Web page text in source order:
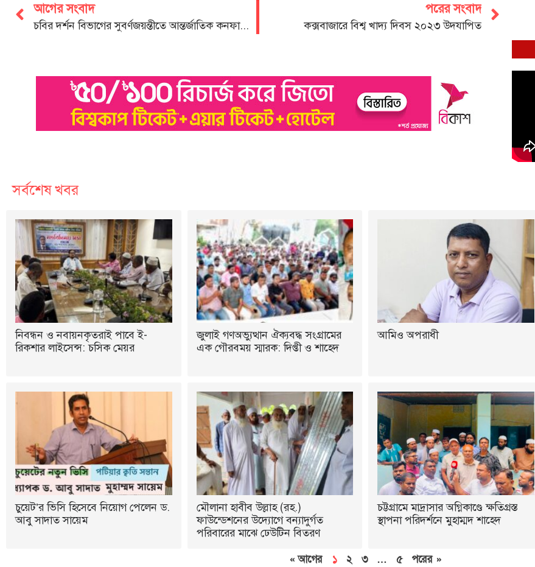
আগের সংবাদ
চবির দর্শন বিভাগের সুবর্ণজয়ন্তীতে আন্তর্জাতিক কনফারেন্স
পরের সংবাদ
কক্সবাজারে বিশ্ব খাদ্য দিবস ২০২৩ উদযাপিত
সর্বশেষ খবর
নিবন্ধন ও নবায়নকৃতরাই পাবে ই-
রিকশার লাইসেন্স: চসিক মেয়র
জুলাই গণঅভ্যুত্থান ঐক্যবদ্ধ সংগ্রামের
এক গৌরবময় স্মারক: দিপ্তী ও শাহেদ
আমিও অপরাধী
চুয়েট’র ভিসি হিসেবে নিয়োগ পেলেন ড.
আবু সাদাত সায়েম
মৌলানা হাবীব উল্লাহ (রহ.)
ফাউন্ডেশনের উদ্যোগে বন্যাদুর্গত
পরিবারের মাঝে ঢেউটিন বিতরণ
চট্টগ্রামে মাদ্রাসার অগ্নিকাণ্ডে ক্ষতিগ্রস্ত
স্থাপনা পরিদর্শনে মুহাম্মদ শাহেদ
« আগের ১ ২ ৩ … ৫ পরের »